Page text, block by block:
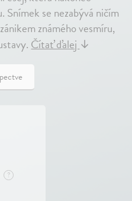
Snímek se nezabývá ničím
známého vesmíru,
Čítať ďalej↓
?